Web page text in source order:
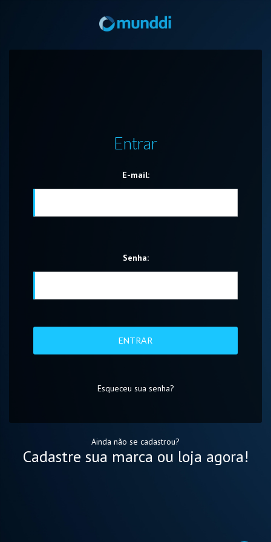
Entrar
E-mail:
Senha:
ENTRAR
Esqueceu sua senha?
Ainda não se cadastrou?
Cadastre sua marca ou loja agora!